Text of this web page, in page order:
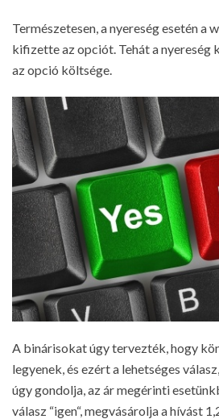
Természetesen, a nyereség esetén a
kifizette az opciót. Tehát a nyereség
az opció költsége.
A binárisokat úgy tervezték, hogy
legyenek, és ezért a lehetséges válasz,
úgy gondolja, az ár megérinti
válasz “igen“, megvásárolja a hívást